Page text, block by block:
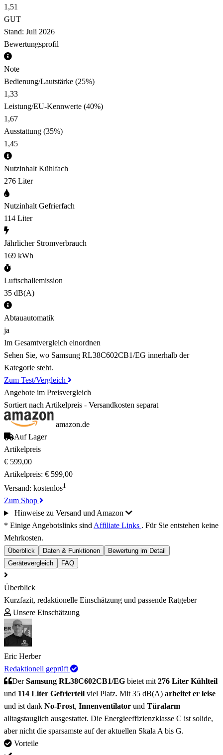
1,51
GUT
Stand: Juli 2026
Bewertungsprofil
Note
Bedienung/Lautstärke (25%)
1,33
Leistung/EU-Kennwerte (40%)
1,67
Ausstattung (35%)
1,45
Nutzinhalt Kühlfach
276 Liter
Nutzinhalt Gefrierfach
114 Liter
Jährlicher Stromverbrauch
169 kWh
Luftschallemission
35 dB(A)
Abtauautomatik
ja
Im Gesamtvergleich einordnen
Sehen Sie, wo Samsung RL38C602CB1/EG innerhalb der
Kategorie steht.
Zum Test/Vergleich
Angebote im Preisvergleich
Sortiert nach Artikelpreis - Versandkosten separat
amazon.de
Auf Lager
Artikelpreis
€ 599,00
Artikelpreis: € 599,00
Versand: kostenlos1
Zum Shop
Hinweise zu Versand und Amazon
* Einige Angebotslinks sind Affiliate Links . Für Sie entstehen keine
Mehrkosten.
Überblick Daten & Funktionen
Bewertung im Detail
Gerätevergleich
FAQ
Überblick
Kurzfazit, redaktionelle Einschätzung und passende Ratgeber
Unsere Einschätzung
Eric Herber
Redaktionell geprüft
DerSamsung RL38C602CB1/EG bietet mit 276 Liter Kühlteil
und 114 Liter Gefrierteil viel Platz. Mit 35 dB(A) arbeitet er leise
und ist dank No-Frost, Innenventilator und Türalarm
alltagstauglich ausgestattet. Die Energieeffizienzklasse C ist solide,
aber nicht die sparsamste auf der aktuellen Skala A bis G.
Vorteile